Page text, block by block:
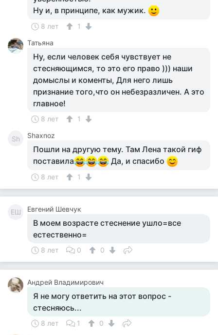
Ну и, в принципе, как мужик.
8 лет
1
Татьяна
Ну, если человек себя чувствует не
стесняющимся, то это его право ))) наши
домыслы и коменты, Для него лишь
признание того,что он небезразличен. А это
главное!
8 лет 1
Sh Shaxnoz
Пошли на другую тему. Там Лена такой гиф
поставила
Да, и спасибо
8 лет 1
ЕШ Евгений Шевчук
В моем возрасте стеснение ушло=все
естественно=
8 лет 0 0
Андрей Владимирович
Я не могу ответить на этот вопрос -
стесняюсь...
8 лет 1
0